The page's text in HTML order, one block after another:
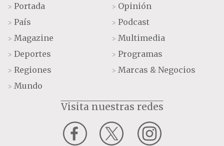
> Portada
> País
> Magazine
> Deportes
> Regiones
> Mundo
> Opinión
> Podcast
> Multimedia
> Programas
> Marcas & Negocios
Visita nuestras redes